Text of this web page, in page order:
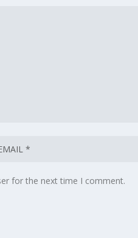
for the next time I comment.